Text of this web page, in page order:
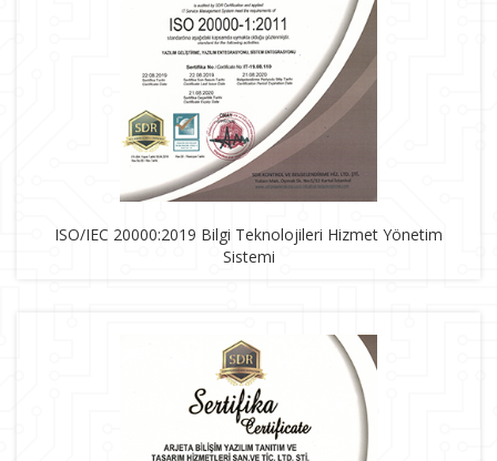
ISO/IEC 20000:2019 Bilgi Teknolojileri Hizmet Yönetim
Sistemi